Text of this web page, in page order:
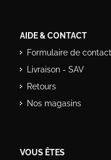
AIDE & CONTACT
Formulaire de contact
Livraison - SAV
Retours
Nos magasins
VOUS ÊTES